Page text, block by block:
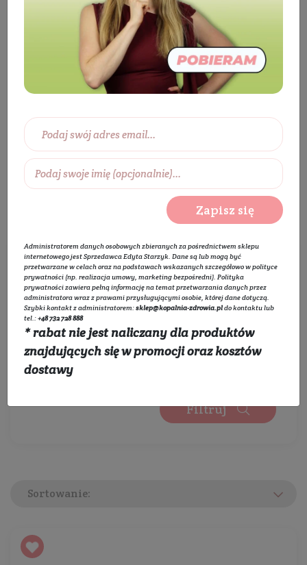
AromaLab
Wybierz zakres cen:
0 zł 450 zł
Wybierz kategorie:
Rozwiń listę
Filtruj
Sortowanie:
Zapisz się
Administratorem danych osobowych zbieranych za pośrednictwem sklepu
internetowego jest Sprzedawca Edyta Starzyk. Dane są lub mogą być
przetwarzane w celach oraz na podstawach wskazanych szczegółowo wpolityce
prywatności (np. realizacja umowy, marketing bezpośredni). Polityka
prywatnościzawiera pełną informację na temat przetwarzania danych przez
administratora wraz z prawami przysługującymi osobie, której dane dotyczą.
Szybki kontakt z administratorem:sklep@kopalnia-zdrowia.pldo kontaktu lub
tel.:+48 732 728 888
* rabat nie jest naliczany dla produktów
znajdujących się w promocji oraz kosztów
dostawy